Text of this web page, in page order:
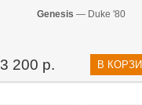
Genesis — Duke '80
3 200 р. В